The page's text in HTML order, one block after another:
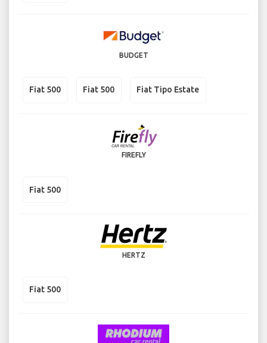
BUDGET
Fiat 500 Fiat 500 Fiat Tipo Estate
FIREFLY
Fiat 500
HERTZ
Fiat 500